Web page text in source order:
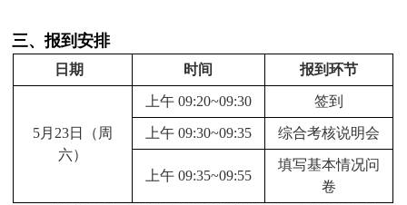
三、报到安排
日期 时间 报到环节
5月23日（周
六）
上午 09:20~09:30 签到
上午 09:30~09:35 综合考核说明会
上午 09:35~09:55
填写基本情况问
卷